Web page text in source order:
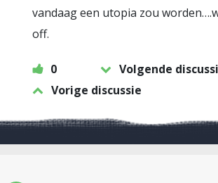
vandaag een utopia zou
off.
0
Volgende
Vorige discussie